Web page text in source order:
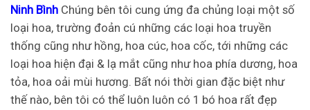
Ninh Bình Chúng bên tôi cung ứng đa chủng loại một số
loại hoa, trường đoản cú những các loại hoa truyền
thống cũng như hồng, hoa cúc, hoa cốc, tới những các
loại hoa hiện đại & lạ mắt cũng như hoa phía dương, hoa
tỏa, hoa oải mùi hương. Bất nói thời gian đặc biệt như
thế nào, bên tôi có thể luôn luôn có 1 bó hoa rất đẹp